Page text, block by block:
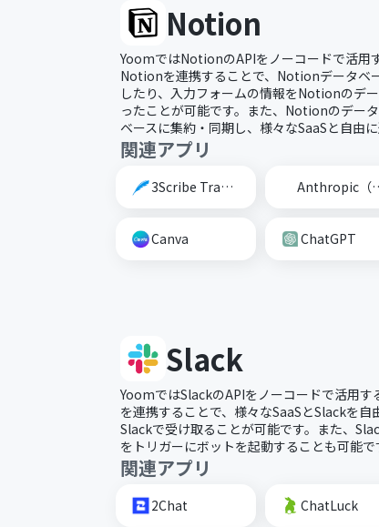
Notion
YoomではNotionのAPIをノーコードで活用
Notionを連携することで、Notionデータベ
したり、入力フォームの情報をNotionのデ
ったことが可能です。また、Notionのデー
ベースに集約・同期し、様々なSaaSと自由
関連アプリ
3Scribe Transcription
Canva ChatGPT
Slack
YoomではSlackのAPIをノーコードで活用
を連携することで、様々なSaaSとSlackを
Slackで受け取ることが可能です。また、
をトリガーにボットを起動することも可能で
関連アプリ
2Chat ChatLuck